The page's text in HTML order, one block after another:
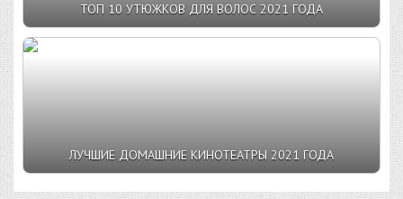
ТОП 10 УТЮЖКОВ ДЛЯ ВОЛОС 2021 ГОДА
ЛУЧШИЕ ДОМАШНИЕ КИНОТЕАТРЫ 2021 ГОДА